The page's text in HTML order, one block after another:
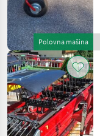
Strojevi I
Oprema
Za Travu I
Baliranje
Grablje
Molon
IZABERITE
KATEGORIJU
Molon
Polovna mašina